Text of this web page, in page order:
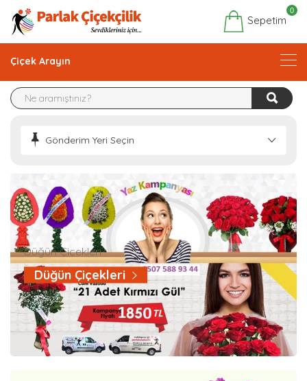
Sepetim
0
Çiçek Arayın
Gönderim Yeri Seçin
Düğün Çiçekleri
Düğün Çiçekleri